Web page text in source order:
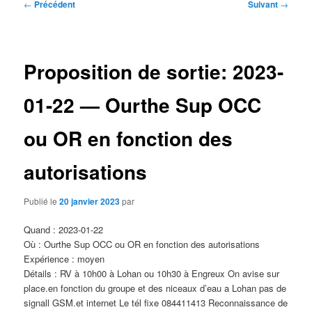
← Précédent Suivant →
Proposition de sortie: 2023-
01-22 — Ourthe Sup OCC
ou OR en fonction des
autorisations
Publié le20 janvier 2023par
Quand : 2023-01-22
Où : Ourthe Sup OCC ou OR en fonction des autorisations
Expérience : moyen
Détails : RV à 10h00 à Lohan ou 10h30 à Engreux On avise sur
place.en fonction du groupe et des niceaux d’eau a Lohan pas de
signall GSM.et internet Le tél fixe 084411413 Reconnaissance de